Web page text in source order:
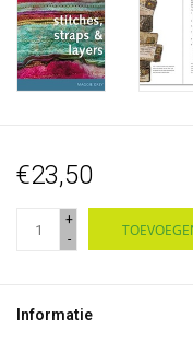
€23,50
+
-
Informatie